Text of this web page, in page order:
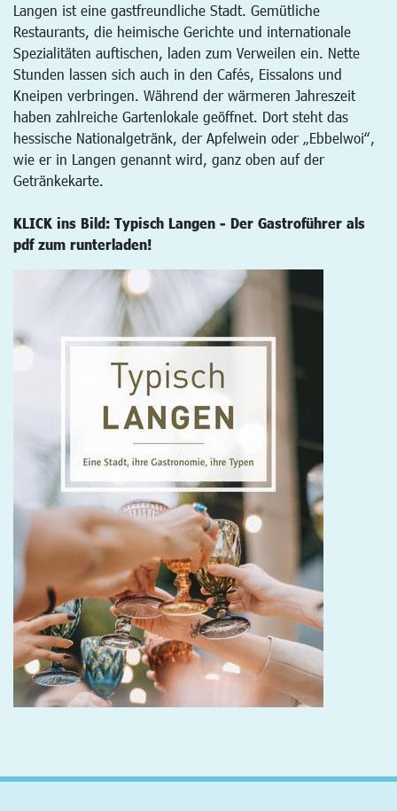
Langen ist eine gastfreundliche Stadt. Gemütliche
Restaurants, die heimische Gerichte und internationale
Spezialitäten auftischen, laden zum Verweilen ein. Nette
Stunden lassen sich auch in den Cafés, Eissalons und
Kneipen verbringen. Während der wärmeren Jahreszeit
haben zahlreiche Gartenlokale geöffnet. Dort steht das
hessische Nationalgetränk, der Apfelwein oder „Ebbelwoi“,
wie er in Langen genannt wird, ganz oben auf der
Getränkekarte.
KLICK ins Bild: Typisch Langen - Der Gastroführer als
pdf zum runterladen!